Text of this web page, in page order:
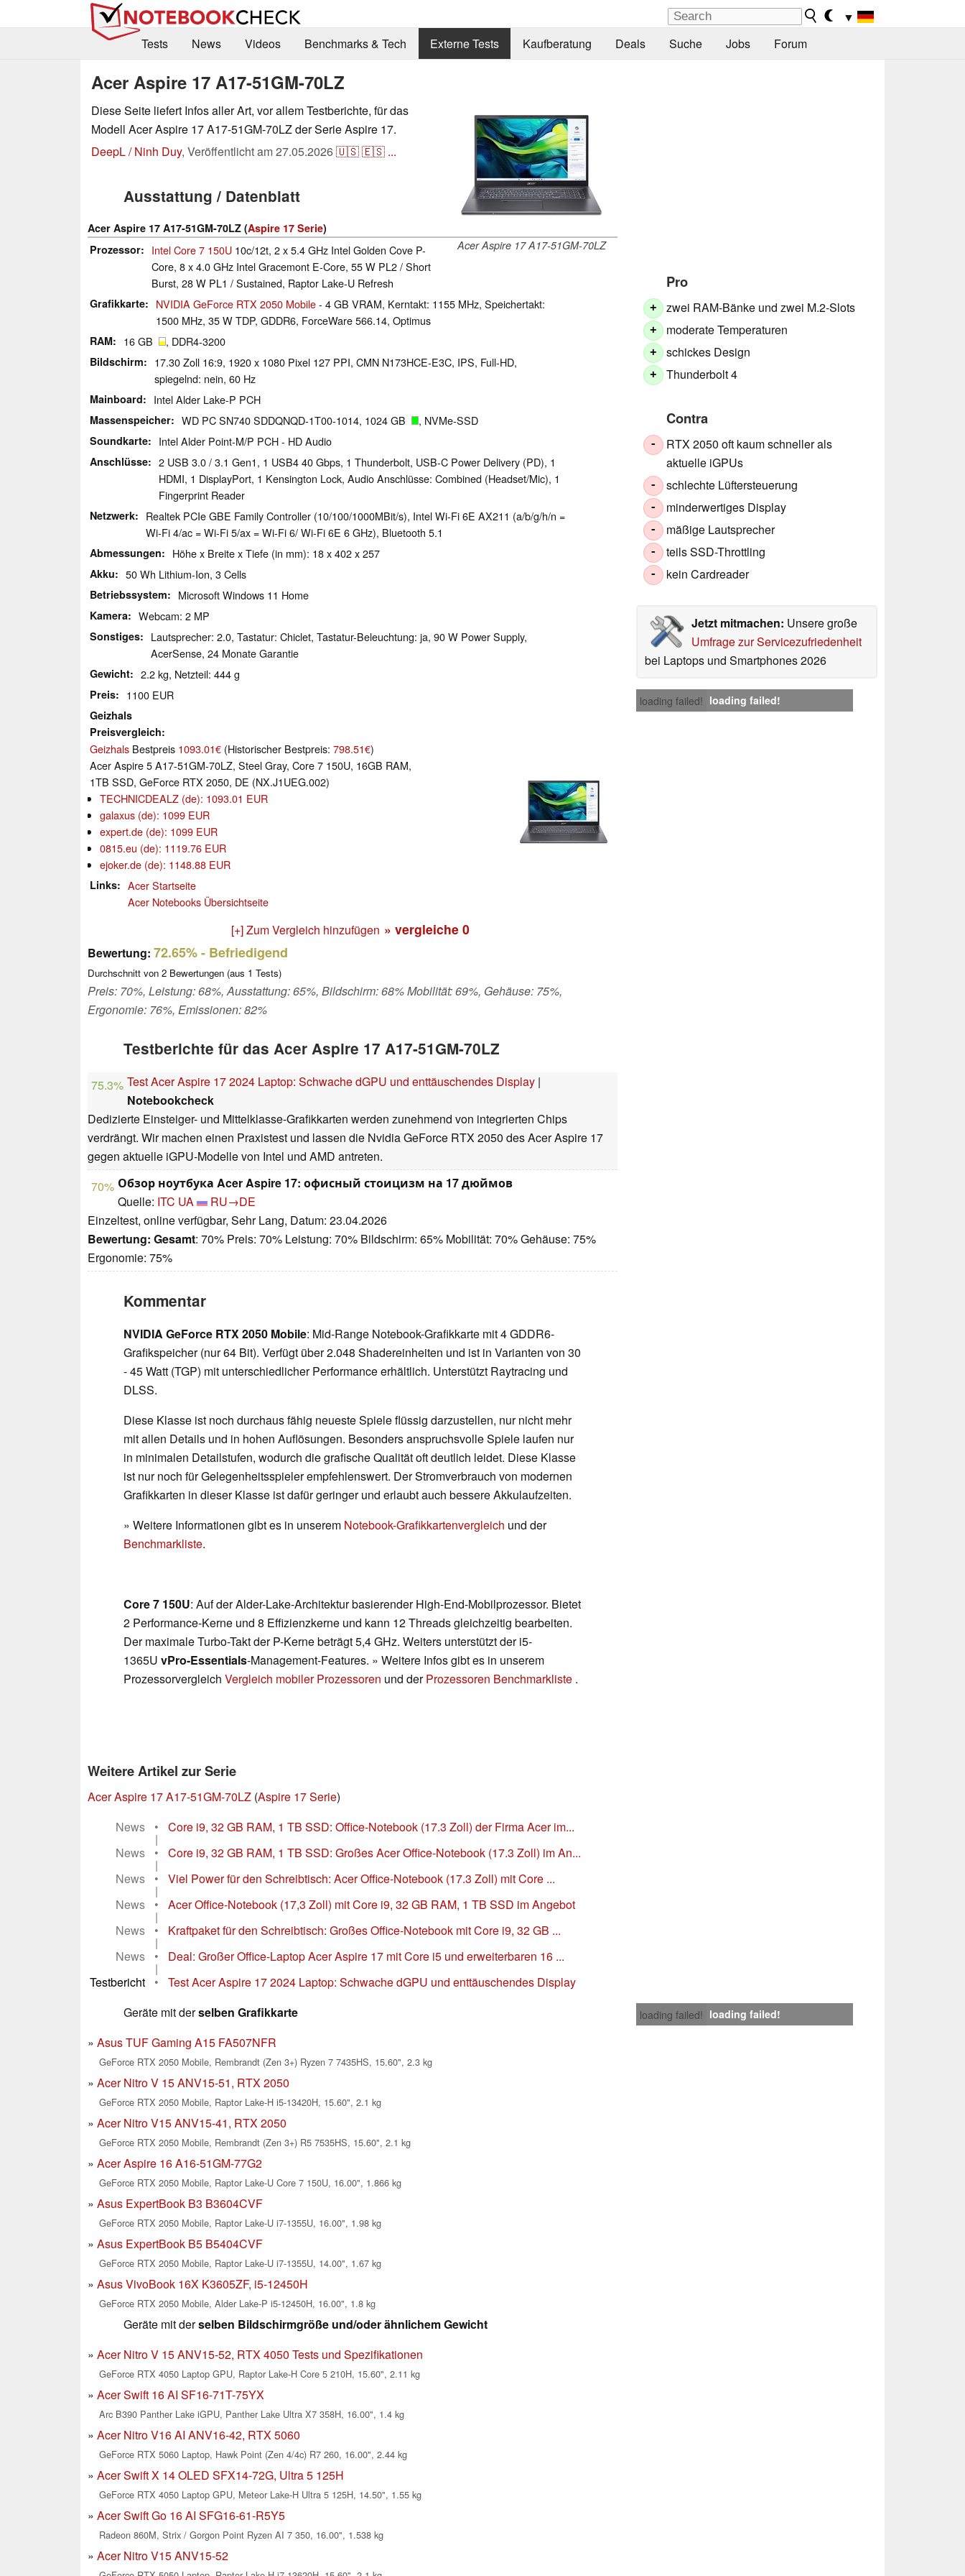
▼
Tests
News Videos Benchmarks & Tech Externe Tests Kaufberatung Deals Suche Jobs Forum
Acer Aspire 17 A17-51GM-70LZ
Acer Aspire 17 A17-51GM-70LZ
Diese Seite liefert Infos aller Art, vor allem Testberichte, für das
Modell Acer Aspire 17 A17-51GM-70LZ der Serie Aspire 17.
DeepL / Ninh Duy, Veröffentlicht am27.05.2026🇺🇸🇪🇸 ...
Pro
+ zwei RAM-Bänke und zwei M.2-Slots
+ moderate Temperaturen
+ schickes Design
+ Thunderbolt 4
Contra
-
RTX 2050 oft kaum schneller als
aktuelle iGPUs
- schlechte Lüftersteuerung
- minderwertiges Display
- mäßige Lautsprecher
- teils SSD-Throttling
- kein Cardreader
Jetzt mitmachen: Unsere große
Umfrage zur Servicezufriedenheit
bei Laptops und Smartphones 2026
loading failed! loading failed!
Ausstattung / Datenblatt
Acer Aspire 17 A17-51GM-70LZ (Aspire 17 Serie)
Prozessor
Intel Core 7 150U 10c/12t, 2 x 5.4 GHz Intel Golden Cove P-
Core, 8 x 4.0 GHz Intel Gracemont E-Core, 55 W PL2 / Short
Burst, 28 W PL1 / Sustained, Raptor Lake-U Refresh
Grafikkarte NVIDIA GeForce RTX 2050 Mobile- 4 GB VRAM, Kerntakt: 1155 MHz, Speichertakt:
1500 MHz, 35 W TDP, GDDR6, ForceWare 566.14, Optimus
RAM 16 GB , DDR4-3200
Bildschirm
17.30 Zoll 16:9, 1920 x 1080 Pixel 127 PPI, CMN N173HCE-E3C, IPS, Full-HD,
spiegelnd: nein, 60 Hz
Mainboard Intel Alder Lake-P PCH
Massenspeicher WD PC SN740 SDDQNQD-1T00-1014, 1024 GB , NVMe-SSD
Soundkarte Intel Alder Point-M/P PCH - HD Audio
Anschlüsse
2 USB 3.0 / 3.1 Gen1, 1 USB4 40 Gbps, 1 Thunderbolt, USB-C Power Delivery (PD), 1
HDMI, 1 DisplayPort, 1 Kensington Lock, Audio Anschlüsse: Combined (Headset/Mic), 1
Fingerprint Reader
Netzwerk
Realtek PCIe GBE Family Controller (10/100/1000MBit/s), Intel Wi-Fi 6E AX211 (a/b/g/h/n =
Wi-Fi 4/ac = Wi-Fi 5/ax = Wi-Fi 6/ Wi-Fi 6E 6 GHz), Bluetooth 5.1
Abmessungen Höhe x Breite x Tiefe (in mm): 18 x 402 x 257
Akku 50 Wh Lithium-Ion, 3 Cells
Betriebssystem Microsoft Windows 11 Home
Kamera Webcam: 2 MP
Sonstiges
Lautsprecher: 2.0, Tastatur: Chiclet, Tastatur-Beleuchtung: ja, 90 W Power Supply,
AcerSense, 24 Monate Garantie
Gewicht 2.2 kg, Netzteil: 444 g
Preis 1100 EUR
Geizhals
Preisvergleich
Geizhals Bestpreis 1093.01€ (Historischer Bestpreis: 798.51€)
Acer Aspire 5 A17-51GM-70LZ, Steel Gray, Core 7 150U, 16GB RAM,
1TB SSD, GeForce RTX 2050, DE (NX.J1UEG.002)
TECHNICDEALZ (de): 1093.01 EUR
galaxus (de): 1099 EUR
expert.de (de): 1099 EUR
0815.eu (de): 1119.76 EUR
ejoker.de (de): 1148.88 EUR
Links
Acer Startseite
Acer Notebooks Übersichtseite
[+] Zum Vergleich hinzufügen » vergleiche 0
Bewertung: 72.65%- Befriedigend
Durchschnitt von 2 Bewertungen (aus 1 Tests)
Preis: 70%, Leistung: 68%, Ausstattung: 65%, Bildschirm: 68% Mobilität: 69%, Gehäuse: 75%,
Ergonomie: 76%, Emissionen: 82%
Testberichte für das Acer Aspire 17 A17-51GM-70LZ
75.3% Test Acer Aspire 17 2024 Laptop: Schwache dGPU und enttäuschendes Display |
Notebookcheck
Dedizierte Einsteiger- und Mittelklasse-Grafikkarten werden zunehmend von integrierten Chips
verdrängt. Wir machen einen Praxistest und lassen die Nvidia GeForce RTX 2050 des Acer Aspire 17
gegen aktuelle iGPU-Modelle von Intel und AMD antreten.
70% Обзор ноутбука Acer Aspire 17: офисный стоицизм на 17 дюймов
Quelle: ITC UA
RU→DE
Einzeltest, online verfügbar, Sehr Lang, Datum: 23.04.2026
Bewertung: Gesamt: 70% Preis: 70% Leistung: 70% Bildschirm: 65% Mobilität: 70% Gehäuse: 75%
Ergonomie: 75%
Kommentar
NVIDIA GeForce RTX 2050 Mobile: Mid-Range Notebook-Grafikkarte mit 4 GDDR6-
Grafikspeicher (nur 64 Bit). Verfügt über 2.048 Shadereinheiten und ist in Varianten von 30
- 45 Watt (TGP) mit unterschiedlicher Performance erhältlich. Unterstützt Raytracing und
DLSS.
Diese Klasse ist noch durchaus fähig neueste Spiele flüssig darzustellen, nur nicht mehr
mit allen Details und in hohen Auflösungen. Besonders anspruchsvolle Spiele laufen nur
in minimalen Detailstufen, wodurch die grafische Qualität oft deutlich leidet. Diese Klasse
ist nur noch für Gelegenheitsspieler empfehlenswert. Der Stromverbrauch von modernen
Grafikkarten in dieser Klasse ist dafür geringer und erlaubt auch bessere Akkulaufzeiten.
» Weitere Informationen gibt es in unserem Notebook-Grafikkartenvergleich und der
Benchmarkliste.
Core 7 150U: Auf der Alder-Lake-Architektur basierender High-End-Mobilprozessor. Bietet
2 Performance-Kerne und 8 Effizienzkerne und kann 12 Threads gleichzeitig bearbeiten.
Der maximale Turbo-Takt der P-Kerne beträgt 5,4 GHz. Weiters unterstützt der i5-
1365U vPro-Essentials-Management-Features. » Weitere Infos gibt es in unserem
Prozessorvergleich Vergleich mobiler Prozessoren und derProzessoren Benchmarkliste .
Weitere Artikel zur Serie
Acer Aspire 17 A17-51GM-70LZ (Aspire 17 Serie)
News
• Core i9, 32 GB RAM, 1 TB SSD: Office-Notebook (17.3 Zoll) der Firma Acer im...
|
News
• Core i9, 32 GB RAM, 1 TB SSD: Großes Acer Office-Notebook (17.3 Zoll) im An...
|
News
• Viel Power für den Schreibtisch: Acer Office-Notebook (17.3 Zoll) mit Core ...
|
News
• Acer Office-Notebook (17,3 Zoll) mit Core i9, 32 GB RAM, 1 TB SSD im Angebot
|
News
• Kraftpaket für den Schreibtisch: Großes Office-Notebook mit Core i9, 32 GB ...
|
News
• Deal: Großer Office-Laptop Acer Aspire 17 mit Core i5 und erweiterbaren 16 ...
|
Testbericht
• Test Acer Aspire 17 2024 Laptop: Schwache dGPU und enttäuschendes Display
loading failed! loading failed!
Geräte mit derselben Grafikkarte
Asus TUF Gaming A15 FA507NFR
GeForce RTX 2050 Mobile, Rembrandt (Zen 3+) Ryzen 7 7435HS, 15.60", 2.3 kg
Acer Nitro V 15 ANV15-51, RTX 2050
GeForce RTX 2050 Mobile, Raptor Lake-H i5-13420H, 15.60", 2.1 kg
Acer Nitro V15 ANV15-41, RTX 2050
GeForce RTX 2050 Mobile, Rembrandt (Zen 3+) R5 7535HS, 15.60", 2.1 kg
Acer Aspire 16 A16-51GM-77G2
GeForce RTX 2050 Mobile, Raptor Lake-U Core 7 150U, 16.00", 1.866 kg
Asus ExpertBook B3 B3604CVF
GeForce RTX 2050 Mobile, Raptor Lake-U i7-1355U, 16.00", 1.98 kg
Asus ExpertBook B5 B5404CVF
GeForce RTX 2050 Mobile, Raptor Lake-U i7-1355U, 14.00", 1.67 kg
Asus VivoBook 16X K3605ZF, i5-12450H
GeForce RTX 2050 Mobile, Alder Lake-P i5-12450H, 16.00", 1.8 kg
Geräte mit derselben Bildschirmgröße und/oder ähnlichem Gewicht
Acer Nitro V 15 ANV15-52, RTX 4050 Tests und Spezifikationen
GeForce RTX 4050 Laptop GPU, Raptor Lake-H Core 5 210H, 15.60", 2.11 kg
Acer Swift 16 AI SF16-71T-75YX
Arc B390 Panther Lake iGPU, Panther Lake Ultra X7 358H, 16.00", 1.4 kg
Acer Nitro V16 AI ANV16-42, RTX 5060
GeForce RTX 5060 Laptop, Hawk Point (Zen 4/4c) R7 260, 16.00", 2.44 kg
Acer Swift X 14 OLED SFX14-72G, Ultra 5 125H
GeForce RTX 4050 Laptop GPU, Meteor Lake-H Ultra 5 125H, 14.50", 1.55 kg
Acer Swift Go 16 AI SFG16-61-R5Y5
Radeon 860M, Strix / Gorgon Point Ryzen AI 7 350, 16.00", 1.538 kg
Acer Nitro V15 ANV15-52